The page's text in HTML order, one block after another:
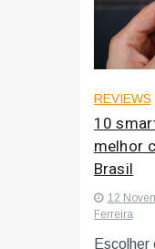
REVIEWS
10
melhor
Brasil
12
Ferreira
Escolher